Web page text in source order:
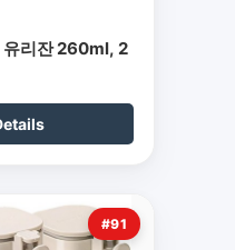
유리잔 260ml, 2
#91